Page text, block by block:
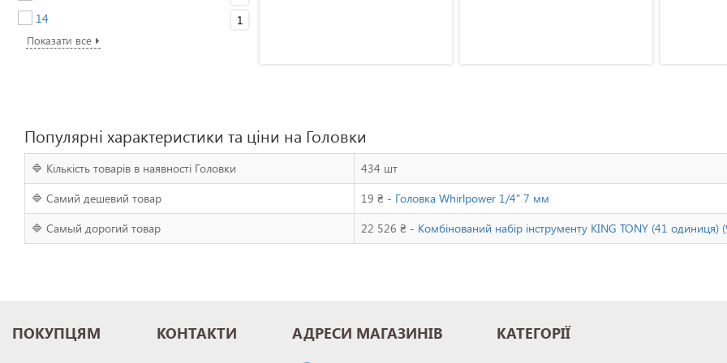
14
1
Показати все
Популярні характеристики та ціни на Головки
🔷 Кількість товарів в наявності Головки
434 шт
🔷 Самий дешевий товар
19 ₴ - Головка Whirlpower 1/4" 7 мм
🔷 Самый дорогий товар
22 526 ₴ - Комбінований набір інструменту KING TONY (41
ПОКУПЦЯМ КОНТАКТИ АДРЕСИ МАГАЗИНІВ КАТЕГОРІЇ